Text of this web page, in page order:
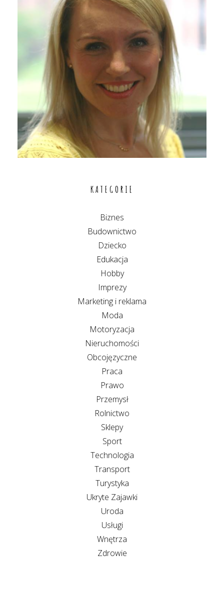
KATEGORIE
Biznes
Budownictwo
Dziecko
Edukacja
Hobby
Imprezy
Marketing i reklama
Moda
Motoryzacja
Nieruchomości
Obcojęzyczne
Praca
Prawo
Przemysł
Rolnictwo
Sklepy
Sport
Technologia
Transport
Turystyka
Ukryte Zajawki
Uroda
Usługi
Wnętrza
Zdrowie